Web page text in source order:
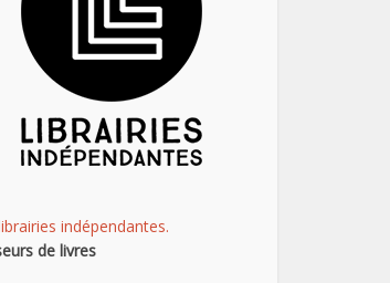
indépendantes.
de livres